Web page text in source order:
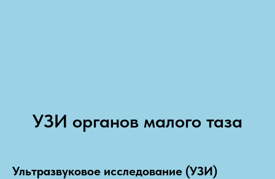
УЗИ органов малого таза
Ультразвуковое исследование (УЗИ)